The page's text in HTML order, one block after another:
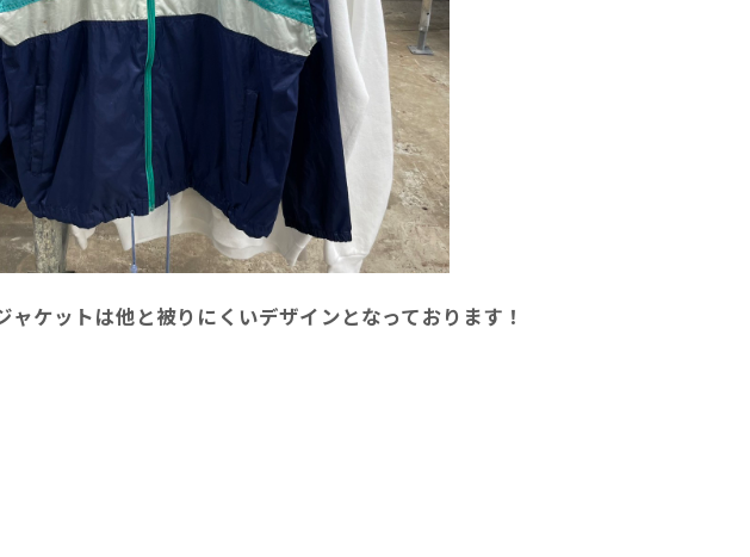
ケットは他と被りにくいデザインとなっております！